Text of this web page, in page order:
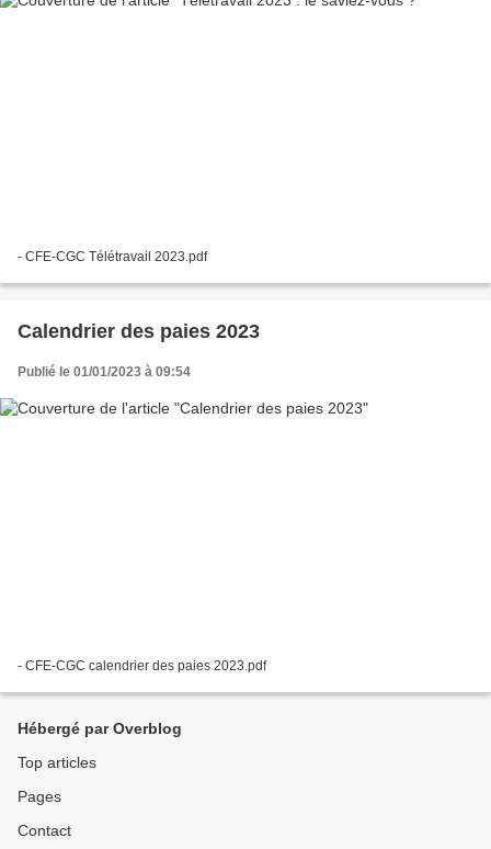
- CFE-CGC Télétravail 2023.pdf
Calendrier des paies 2023
Publié le 01/01/2023 à 09:54
- CFE-CGC calendrier des paies 2023.pdf
Hébergé par Overblog
Top articles
Pages
Contact